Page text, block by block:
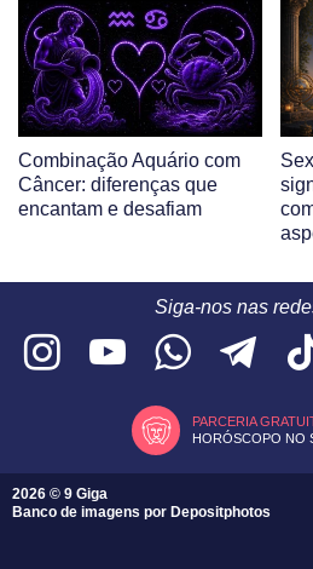
Combinação Aquário com
Câncer: diferenças que
encantam e desafiam
Siga-nos nas
PARCERIA
HORÓSCOPO NO
2026 © 9 Giga
Banco de imagens por Depositphotos